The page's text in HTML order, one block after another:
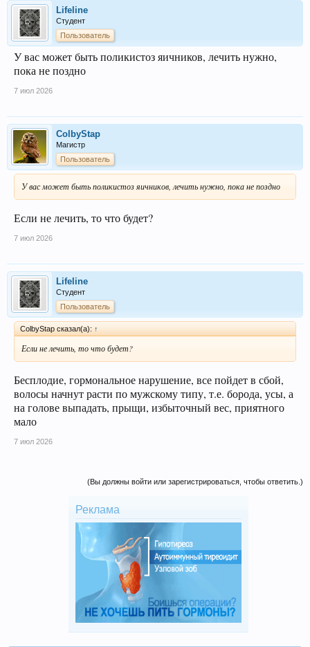
Lifeline
Студент
Пользователь
У вас может быть поликистоз яичников, лечить нужно,
пока не поздно
7 июл 2026
ColbyStap
Магистр
Пользователь
У вас может быть поликистоз яичников, лечить нужно, пока не поздно
Если не лечить, то что будет?
7 июл 2026
Lifeline
Студент
Пользователь
ColbyStap сказал(а): ↑
Если не лечить, то что будет?
Бесплодие, гормональное нарушение, все пойдет в сбой,
волосы начнут расти по мужскому типу, т.е. борода, усы, а
на голове выпадать, прыщи, избыточный вес, приятного
мало
7 июл 2026
(Вы должны войти или зарегистрироваться, чтобы ответить.)
Реклама